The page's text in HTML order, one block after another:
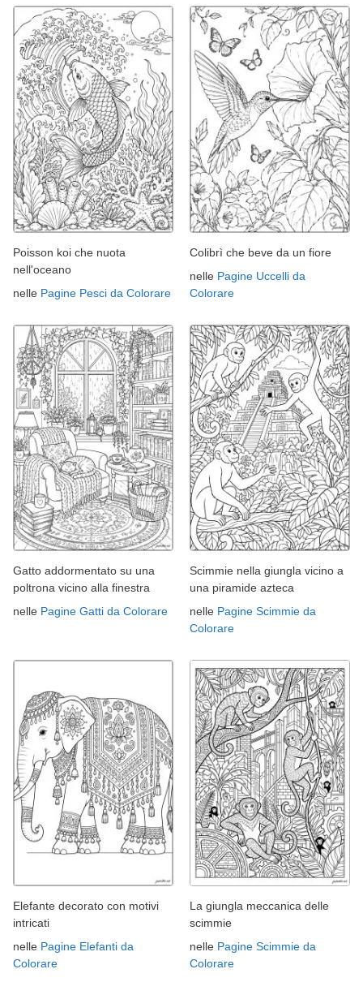
Poisson koi che nuota
nell'oceano
nelle Pagine Pesci da Colorare
Colibrì che beve da un fiore
nelle Pagine Uccelli da
Colorare
Gatto addormentato su una
poltrona vicino alla finestra
nelle Pagine Gatti da Colorare
Scimmie nella giungla vicino a
una piramide azteca
nelle Pagine Scimmie da
Colorare
Elefante decorato con motivi
intricati
nelle Pagine Elefanti da
Colorare
La giungla meccanica delle
scimmie
nelle Pagine Scimmie da
Colorare